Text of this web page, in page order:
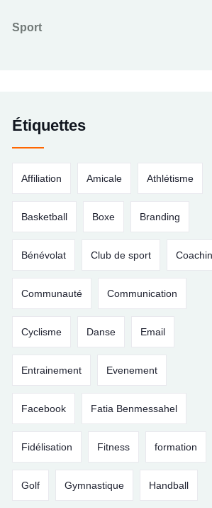
Sport
Étiquettes
Affiliation Amicale Athlétisme
Basketball Boxe Branding
Bénévolat Club de sport
Communauté Communication
Cyclisme Danse Email
Entrainement Evenement
Facebook Fatia Benmessahel
Fidélisation Fitness formation
Golf Gymnastique Handball